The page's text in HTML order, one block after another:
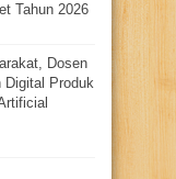
Tahun 2026
Dosen
Digital Produk